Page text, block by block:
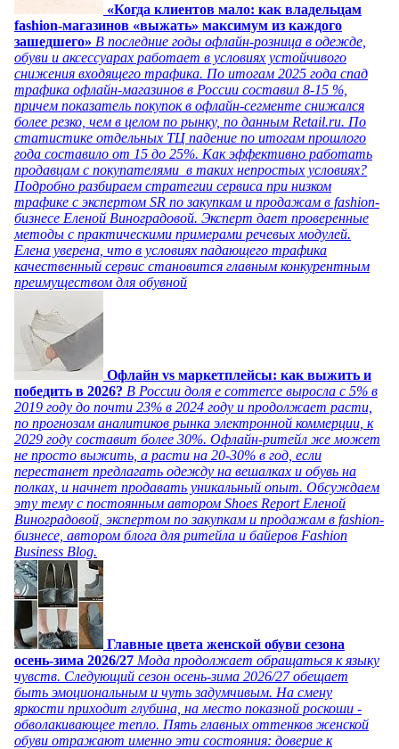
«Когда клиентов мало: как владельцам
fashion-магазинов «выжать» максимум из каждого
зашедшего» В последние годы офлайн-розница в одежде,
обуви и аксессуарах работает в условиях устойчивого
снижения входящего трафика. По итогам 2025 года спад
трафика офлайн-магазинов в России составил 8-15 %,
причем показатель покупок в офлайн-сегменте снижался
более резко, чем в целом по рынку, по данным Retail.ru. По
статистике отдельных ТЦ падение по итогам прошлого
года составило от 15 до 25%. Как эффективно работать
продавцам с покупателями в таких непростых условиях?
Подробно разбираем стратегии сервиса при низком
трафике с экспертом SR по закупкам и продажам в fashion-
бизнесе Еленой Виноградовой. Эксперт дает проверенные
методы с практическими примерами речевых модулей.
Елена уверена, что в условиях падающего трафика
качественный сервис становится главным конкурентным
преимуществом для обувной
Офлайн vs маркетплейсы: как выжить и
победить в 2026? В России доля e commerce выросла с 5% в
2019 году до почти 23% в 2024 году и продолжает расти,
по прогнозам аналитиков рынка электронной коммерции, к
2029 году составит более 30%. Офлайн-ритейл же может
не просто выжить, а расти на 20-30% в год, если
перестанет предлагать одежду на вешалках и обувь на
полках, и начнет продавать уникальный опыт. Обсуждаем
эту тему с постоянным автором Shoes Report Еленой
Виноградовой, экспертом по закупкам и продажам в fashion-
бизнесе, автором блога для ритейла и байеров Fashion
Business Blog.
Главные цвета женской обуви сезона
осень-зима 2026/27 Мода продолжает обращаться к языку
чувств. Следующий сезон осень-зима 2026/27 обещает
быть эмоциональным и чуть задумчивым. На смену
яркости приходит глубина, на место показной роскоши -
обволакивающее тепло. Пять главных оттенков женской
обуви отражают именно эти состояния: доверие к